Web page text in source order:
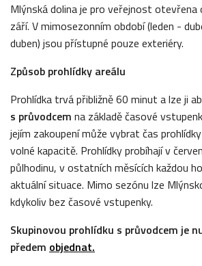
Mlýnská dolina je pro veřejnost otevřena
září. V mimosezonním období (leden -
duben) jsou přístupné pouze exteriéry.
Způsob prohlídky areálu
Prohlídka trvá přibližně 60 minut a lze ji
s průvodcem na základě časové
jejím zakoupení může vybrat čas
volné kapacitě. Prohlídky probíhají v
půlhodinu, v ostatních měsících každou
aktuální situace. Mimo sezónu lze
kdykoliv bez časové vstupenky.
Skupinovou prohlídku s průvodcem je
předem objednat.